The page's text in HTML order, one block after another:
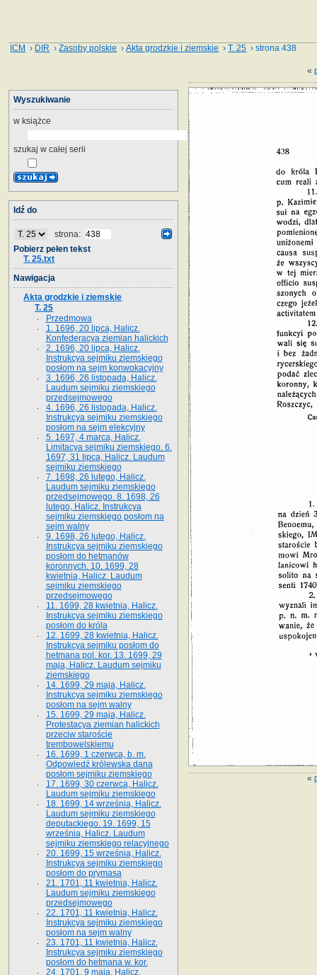
ICM › DIR ›Zasoby polskie ›Akta grodzkie i ziemskie ›T. 25 › strona 438
«
«
Wyszukiwanie
w książce
szukaj w całej serii
Idź do
strona:
Pobierz pełen tekst
T. 25.txt
Nawigacja
Akta grodzkie i ziemskie
T. 25
Przedmowa
1. 1696, 20 lipca, Halicz.
Konfederacya ziemian halickich
2. 1696, 20 lipca, Halicz.
Instrukcya sejmiku ziemskiego
posłom na sejm konwokacyjny
3. 1696, 26 listopada, Halicz.
Laudum sejmiku ziemskiego
przedsejmowego
4. 1696, 26 listopada, Halicz.
Instrukcya sejmiku ziemskiego
posłom na sejm elekcyjny
5. 1697, 4 marca, Halicz.
Limitacya sejmiku ziemskiego. 6.
1697, 31 lipca, Halicz. Laudum
sejmiku ziemskiego
7. 1698, 26 lutego, Halicz.
Laudum sejmiku ziemskiego
przedsejmowego. 8. 1698, 26
lutego, Halicz. Instrukcya
sejmiku ziemskiego posłom na
sejm walny
9. 1698, 26 lutego, Halicz.
Instrukcya sejmiku ziemskiego
posłom do hetmanów
koronnych. 10. 1699, 28
kwietnia, Halicz. Laudum
sejmiku ziemskiego
przedsejmowego
11. 1699, 28 kwietnia, Halicz.
Instrukcya sejmiku ziemskiego
posłom do króla
12. 1699, 28 kwietnia, Halicz.
Instrukcya sejmiku posłom do
hetmana pol. kor. 13. 1699, 29
maja, Halicz. Laudum sejmiku
ziemskiego
14. 1699, 29 maja, Halicz.
Instrukcya sejmiku ziemskiego
posłom na sejm walny
15. 1699, 29 maja, Halicz.
Protestacya ziemian halickich
przeciw staroście
trembowelskiemu
16. 1699, 1 czerwca, b. m.
Odpowiedź królewska dana
posłom sejmiku ziemskiego
17. 1699, 30 czerwca, Halicz.
Laudum sejmiku ziemskiego
18. 1699, 14 września, Halicz.
Laudum sejmiku ziemskiego
deputackiego. 19. 1699, 15
września, Halicz. Laudum
sejmiku ziemskiego relacyjnego
20. 1699, 15 września, Halicz.
Instrukcya sejmiku ziemskiego
posłom do prymasa
21. 1701, 11 kwietnia, Halicz.
Laudum sejmiku ziemskiego
przedsejmowego
22. 1701, 11 kwietnia, Halicz.
Instrukcya sejmiku ziemskiego
posłom na sejm walny
23. 1701, 11 kwietnia, Halicz.
Instrukcya sejmiku ziemskiego
posłom do hetmana w. kor.
24. 1701, 9 maja, Halicz.